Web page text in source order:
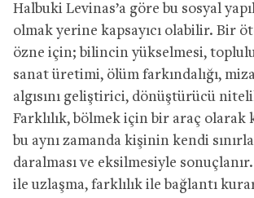
Halbuki Levinas’a göre bu sosyal
olmak yerine kapsayıcı olabilir. Bir
özne için; bilincin yükselmesi,
sanat üretimi, ölüm farkındalığı,
algısını geliştirici, dönüştürücü
Farklılık, bölmek için bir araç olarak
bu aynı zamanda kişinin kendi
daralması ve eksilmesiyle
ile uzlaşma, farklılık ile bağlantı